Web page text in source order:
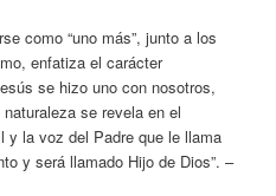
como “uno más”, junto a los
enfatiza el carácter
se hizo uno con nosotros,
se revela en el
y la voz del Padre que le llama
y será llamado Hijo de Dios”. –